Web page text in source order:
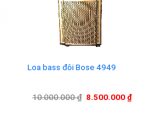
Loa bass đôi Bose 4949
10.000.000₫ Giá
8.500.000 ₫Giá